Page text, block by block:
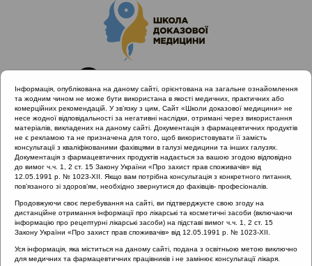
Головна Проведені заходи :: Тонзиліт
Проведені заходи::Тонзиліт
Рубрика:
Інформація, опублікована на даному сайті, орієнтована на загальне ознайомлення
та жодним чином не може бути використана в якості медичних, практичних або
комерційних рекомендацій. У зв’язку з цим, Сайт «Школи доказової медицини» не
несе жодної відповідальності за негативні наслідки, отримані через використання
матеріалів, викладених на даному сайті. Документація з фармацевтичних продуктів
не є рекламою та не призначена для того, щоб використовувати її замість
консультації з кваліфікованими фахівцями в галузі медицини та інших галузях.
Документація з фармацевтичних продуктів надається за вашою згодою відповідно
до вимог ч.ч. 1, 2 ст. 15 Закону України «Про захист прав споживачів» від
12.05.1991 р. № 1023-XII. Якщо вам потрібна консультація з конкретного питання,
пов’язаного зі здоров’ям, необхідно звернутися до фахівців- професіоналів.
Продовжуючи своє перебування на сайті, ви підтверджуєте свою згоду на
дистанційне отримання інформації про лікарські та косметичні засоби (включаючи
інформацію про рецептурні лікарські засоби) на підставі вимог ч.ч. 1, 2 ст. 15
Закону України «Про захист прав споживачів» від 12.05.1991 р. № 1023-XII.
Уся інформація, яка міститься на даному сайті, подана з освітньою метою виключно
для медичних та фармацевтичних працівників і не замінює консультації лікаря.